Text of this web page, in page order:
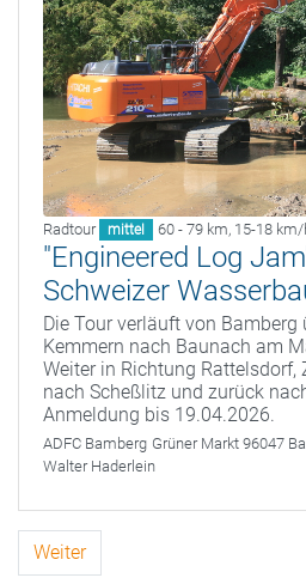
Radtour mittel 60 - 79 km, 15-18
"Engineered Log
Schweizer
Die Tour verläuft von Bamberg
Kemmern nach Baunach am
Weiter in Richtung Rattelsdorf,
nach Scheßlitz und zurück
Anmeldung bis 19.04.2026.
ADFC Bamberg Grüner Markt 96047
Walter Haderlein
Weiter